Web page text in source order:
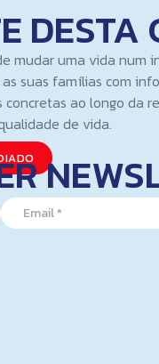
DESTA
mudar uma vida num
suas famílias com
ao longo da
de vida.
E
m